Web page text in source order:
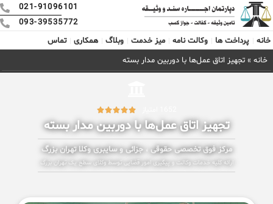
021-91096101
093-39535772
خانه
پرداخت ها وکالت نامه میز خدمت وبلاگ همکاری
تماس
خانه » تجهیز اتاق عمل‌ها با دوربین مدار بسته





تجهیز اتاق عمل‌ها با دوربین مدار بسته
مرکز فوق تخصصی حقوقی ، جزائی و سایبری وکلا تهران بزرگ
ارائه کلیه خدمات وکالت و پیگیری امور قضایی توسط وکلای سطح یک تهران بزرگ